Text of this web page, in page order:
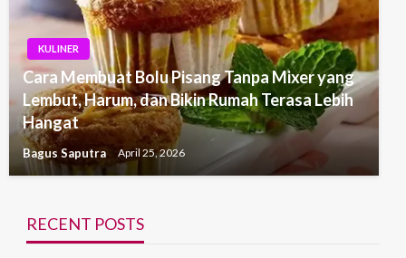
KULINER
Cara Membuat Bolu Pisang Tanpa Mixer yang
Lembut, Harum, dan Bikin Rumah Terasa Lebih
Hangat
Bagus Saputra April 25, 2026
RECENT POSTS